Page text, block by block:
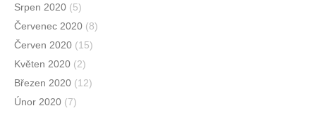
Srpen 2020 (5)
Červenec 2020 (8)
Červen 2020 (15)
Květen 2020 (2)
Březen 2020 (12)
Únor 2020 (7)